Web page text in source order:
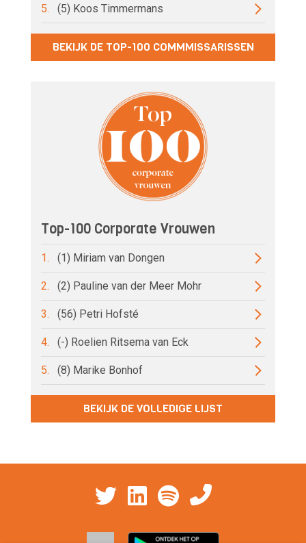
5. (5) Koos Timmermans
BEKIJK DE TOP-100 COMMMISSARISSEN
Top-100 Corporate Vrouwen
1. (1) Miriam van Dongen
2. (2) Pauline van der Meer Mohr
3. (56) Petri Hofsté
4. (-) Roelien Ritsema van Eck
5. (8) Marike Bonhof
BEKIJK DE VOLLEDIGE LIJST